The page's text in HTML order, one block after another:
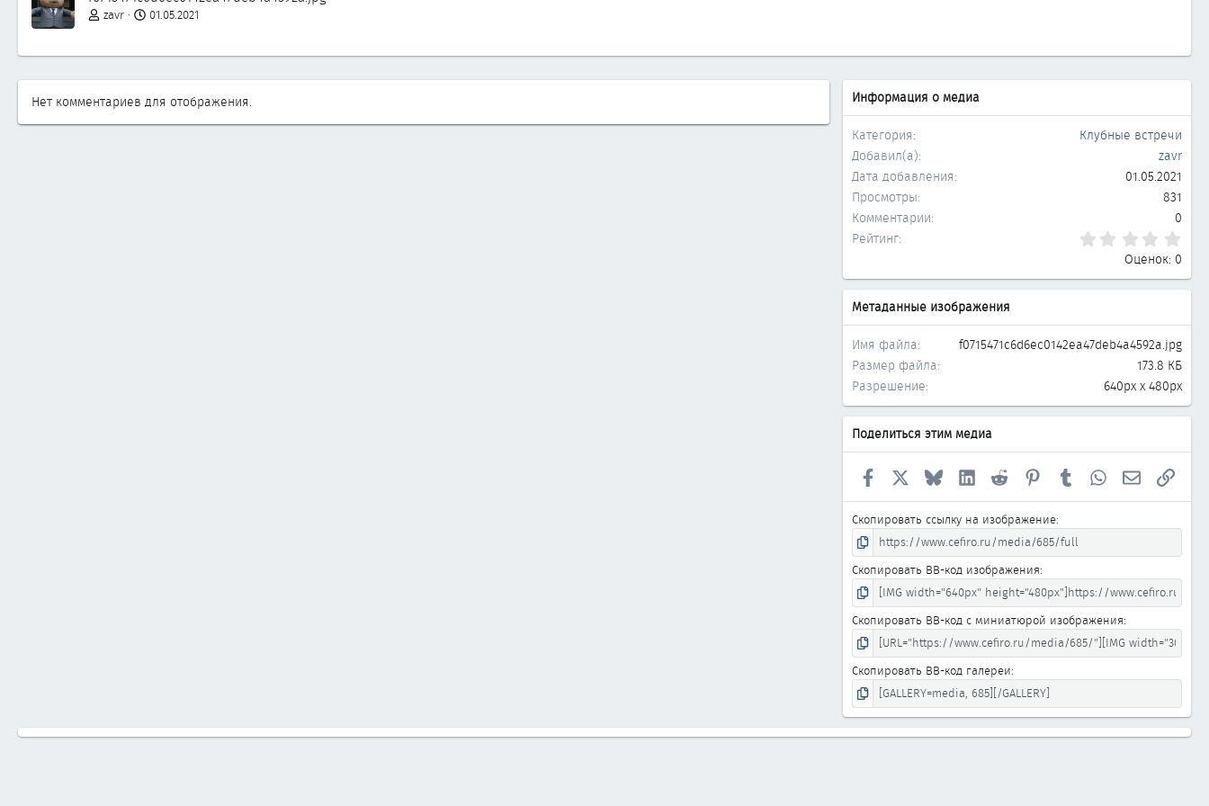
zavr 01.05.2021
Нет комментариев для отображения. Информация о медиа
Категория
Клубные встречи
Добавил(а)
zavr
Дата добавления
01.05.2021
Просмотры
831
Комментарии
0
Рейтинг
Оценок: 0
Метаданные изображения
Имя файла
f0715471c6d6ec0142ea47deb4a4592a.jpg
Размер файла
173.8 КБ
Разрешение
640px x 480px
Поделиться этим медиа
Facebook BlueskyLinkedInReddit PinterestTumblr WhatsApp
Скопировать ссылку на изображение
Скопировать BB-код изображения
Скопировать BB-код с миниатюрой изображения
Скопировать BB-код галереи